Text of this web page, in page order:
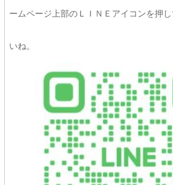
ームページ上部のＬＩＮＥアイコンを押
いね。